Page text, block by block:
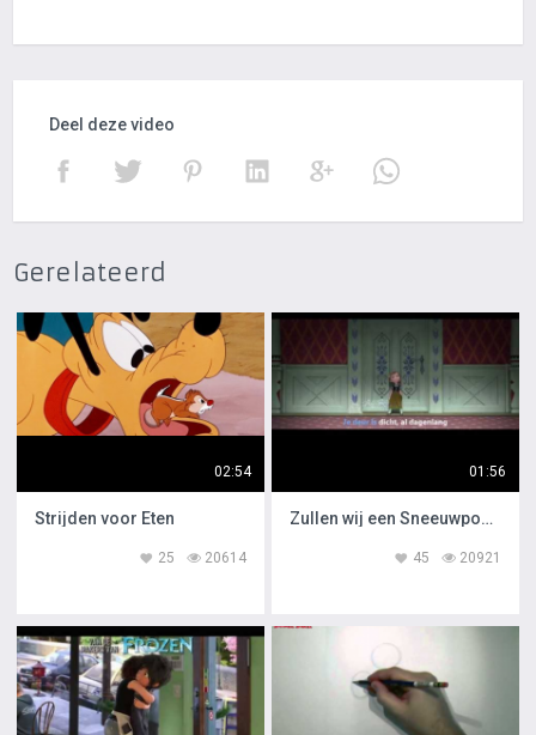
Deel deze video
Gerelateerd
02:54
Strijden voor Eten
20614
25
01:56
Zullen wij een Sneeuwpop Maken
20921
45